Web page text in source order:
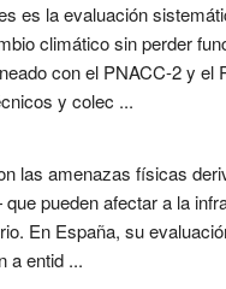
es la evaluación
climático sin perder
con el PNACC-2 y
y colec ...
las amenazas físicas
pueden afectar a la
En España, su
a entid ...